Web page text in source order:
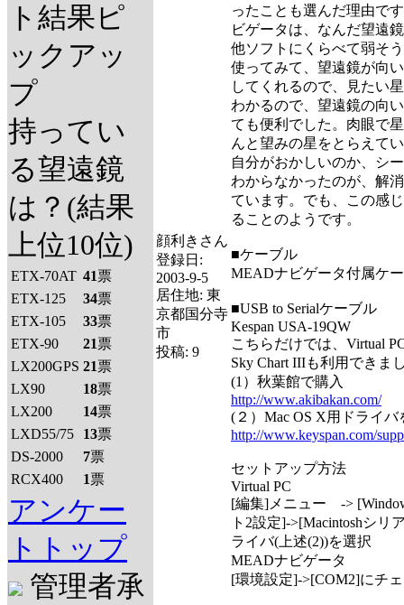
ト結果ピ
ックアッ
プ
持ってい
る望遠鏡
は？(結果
上位10位)
ETX-70AT 41票
ETX-125
34票
ETX-105
33票
ETX-90
21票
LX200GPS 21票
LX90
18票
LX200
14票
LXD55/75
13票
DS-2000
7票
RCX400
1票
アンケー
トトップ
管理者承
顔利きさん
登録日:
2003-9-5
居住地: 東
京都国分寺
市
投稿: 9
ったことも選んだ理由で
ビゲータは、なんだ望遠
他ソフトにくらべて弱そ
使ってみて、望遠鏡が向
してくれるので、見たい
わかるので、望遠鏡の向
ても便利でした。肉眼で
んと望みの星をとらえて
自分がおかしいのか、シ
わからなかったのが、解
ています。でも、この感
ることのようです。
■ケーブル
MEADナビゲータ付属ケ
■USB to Serialケーブル
Kespan USA-19QW
こちらだけでは、Virtual
Sky Chart IIIも利用できま
(1）秋葉館で購入
http://www.akibakan.com/
(２）Mac OS X用ドライ
http://www.keyspan.com/
セットアップ方法
Virtual PC
[編集]メニュー ->
ト2設定]->[Macintoshシリ
ライバ(上述(2))を選択
MEADナビゲータ
[環境設定]->[COM2]にチ